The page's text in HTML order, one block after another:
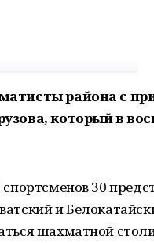
района с
который в
спортсменов 30
и
шахматной